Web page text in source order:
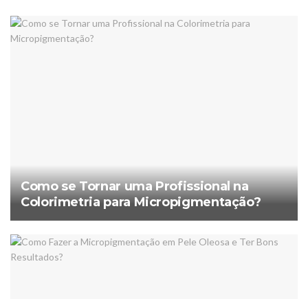
Como se Tornar uma Profissional na
Colorimetria para Micropigmentação?